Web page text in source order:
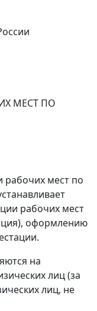
МЕСТ ПО
рабочих мест по
рабочих мест
оформлению
на
лиц (за
лиц, не